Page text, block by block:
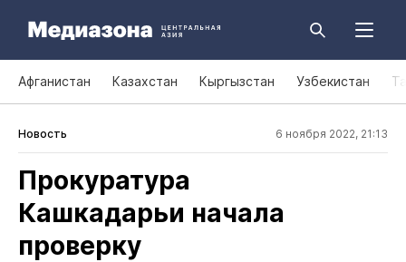
Афганистан Казахстан Кыргызстан Узбекистан
Новость 6 ноября 2022, 21:13
Прокуратура
Кашкадарьи начала
проверку